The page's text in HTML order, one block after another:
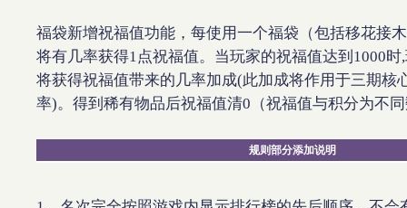
福袋新增祝福值功能，每使用一个福袋（包括移花接
将有几率获得1点祝福值。当玩家的祝福值达到 1000时,
将获得祝福值带来的几率加成(此加成将作用于三期核
率)。得到稀有物品后祝福值清0 （祝福值与积分为不
规则部分添加说明